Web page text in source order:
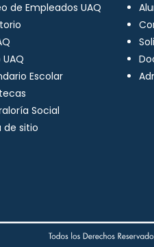
de Empleados UAQ
Escolar
Social
de sitio